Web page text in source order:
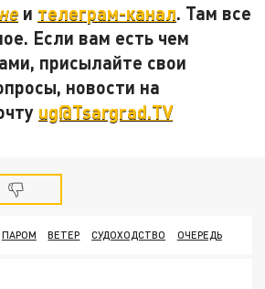
и телеграм-канал. Там все
Если вам есть чем
присылайте свои
новости на
ug@Tsargrad.TV
ПАРОМ ВЕТЕР СУДОХОДСТВО ОЧЕРЕДЬ